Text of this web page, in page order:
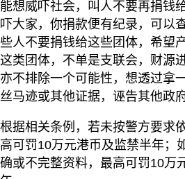
能想威吓社会，叫人不要再捐钱
吓大家，你捐款便有纪录，可以
些人不要捐钱给这些团体，希望
这类团体，不单是支联会，财源
亦不排除一个可能性，想透过拿
丝马迹或其他证据，诬告其他政
根据相关条例，若未按警方要求
高可罚10万元港币及监禁半年；
确或不完整资料，最高可罚10万